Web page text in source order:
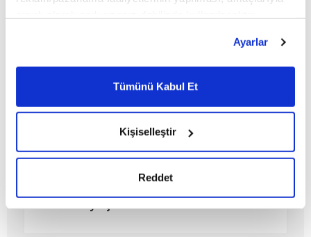
belirleyebilirsiniz. Çerezlere ilişkin detaylı bilgi için
Ayarlar butonuna tıklayabilir,Çerez Bilgilendirme
Metnimizi ziyaret edebilirsiniz.
hazırlanmış olan İnternet Sitesi Aydınlatma Metnimizi
okumak ve sitemizi ziyaretiniz kapsamında
gerçekleştirilen veri işleme faaliyetleri ile ilgili daha
Ayarlar
Tümünü Kabul Et
Kişiselleştir
Reddet
Modern yaşamda dindar kadın